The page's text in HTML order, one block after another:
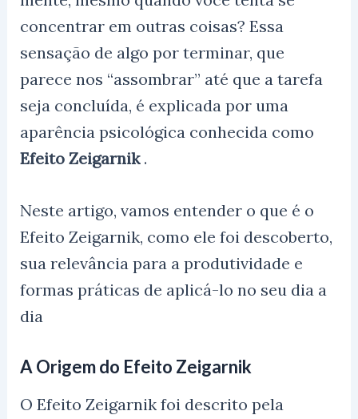
concentrar em outras coisas? Essa
sensação de algo por terminar, que
parece nos “assombrar” até que a tarefa
seja concluída, é explicada por uma
aparência psicológica conhecida como
Efeito Zeigarnik.
Neste artigo, vamos entender o que é o
Efeito Zeigarnik, como ele foi descoberto,
sua relevância para a produtividade e
formas práticas de aplicá-lo no seu dia a
dia
A Origem do Efeito Zeigarnik
O Efeito Zeigarnik foi descrito pela